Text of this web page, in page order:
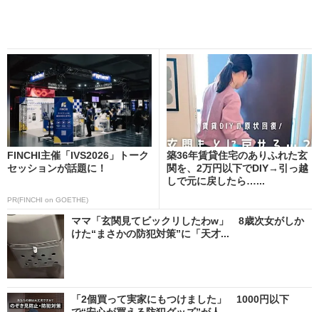
FINCHI主催「IVS2026」トーク
セッションが話題に！
PR(FINCHI on GOETHE)
築36年賃貸住宅のありふれた玄
関を、2万円以下でDIY→引っ越
しで元に戻したら…...
ママ「玄関見てビックリしたわw」 8歳次女がしか
けた“まさかの防犯対策”に「天才...
「2個買って実家にもつけました」 1000円以下